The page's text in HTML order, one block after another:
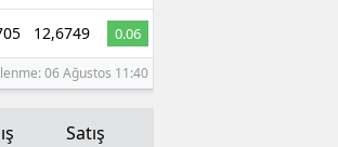
12,6749 0.06
06 Ağustos 11:40
Satış